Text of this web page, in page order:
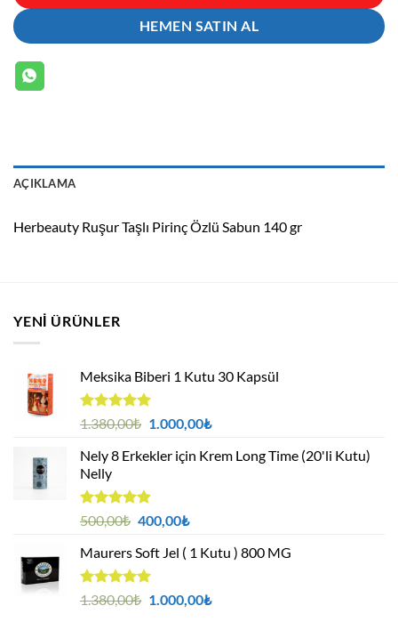
HEMEN SATIN AL
AÇIKLAMA
Herbeauty Ruşur Taşlı Pirinç Özlü Sabun 140 gr
YENI ÜRÜNLER
Meksika Biberi 1 Kutu 30 Kapsül
5 üzerinden
oy
aldı
1.380,00₺ Orijinal
1.380,00₺.
1.000,00₺Şu
fiyat:
Nely 8 Erkekler için Krem Long Time (20'li Kutu)
Nelly
5 üzerinden
oy
aldı
500,00₺ Orijinal
500,00₺.
400,00₺Şu
fiyat:
Maurers Soft Jel ( 1 Kutu ) 800 MG
5 üzerinden
oy
1.380,00₺ Orijinal
1.000,00₺Şu